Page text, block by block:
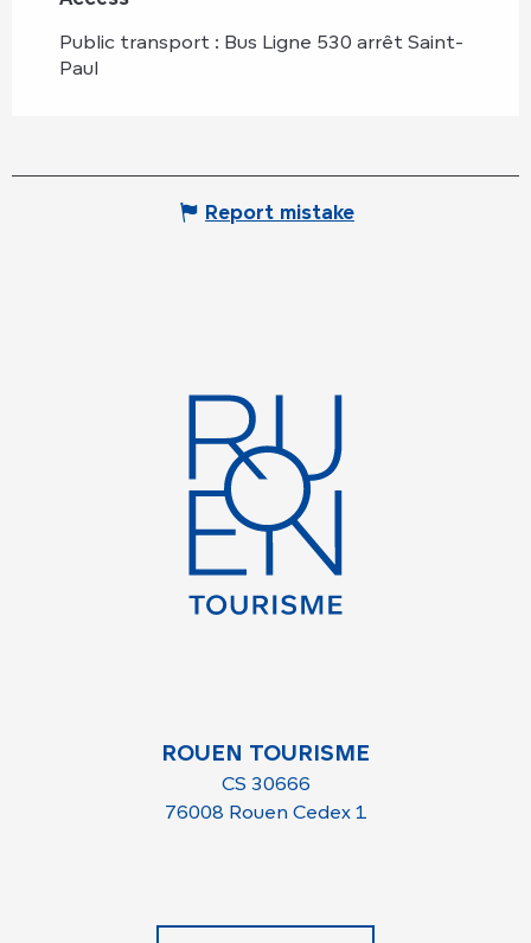
Public transport : Bus Ligne 530 arrêt Saint-
Paul
Report mistake
ROUEN TOURISME
CS 30666
76008 Rouen Cedex 1